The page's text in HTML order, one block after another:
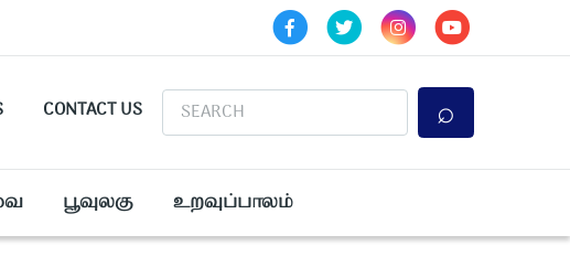
CONTACT US Search
பூவுலகு உறவுப்பாலம்